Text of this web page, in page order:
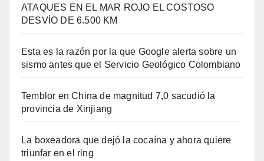
ATAQUES EN EL MAR ROJO EL COSTOSO
DESVÍO DE 6.500 KM
Esta es la razón por la que Google alerta sobre un
sismo antes que el Servicio Geológico Colombiano
Temblor en China de magnitud 7,0 sacudió la
provincia de Xinjiang
La boxeadora que dejó la cocaína y ahora quiere
triunfar en el ring​